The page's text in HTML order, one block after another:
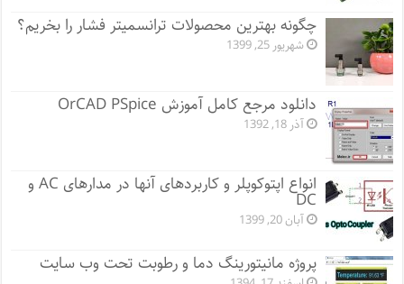
چگونه بهترین محصولات ترانسمیتر فشار را بخریم؟
شهریور 25, 1399
دانلود مرجع کامل آموزش OrCAD PSpice
آذر 18, 1392
انواع اپتوکوپلر و کاربردهای آنها در مدارهای AC و
DC
آبان 20, 1399
پروژه مانيتورينگ دما و رطوبت تحت وب سایت